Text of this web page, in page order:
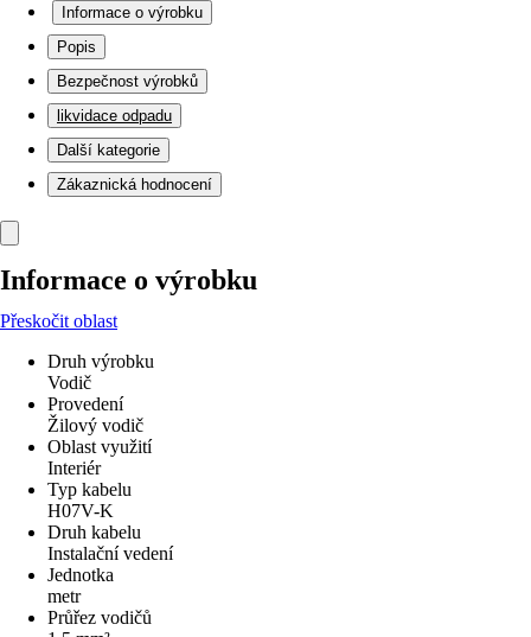
Informace o výrobku
Popis
Bezpečnost výrobků
likvidace odpadu
Další kategorie
Zákaznická hodnocení
Informace o výrobku
Přeskočit oblast
Druh výrobku
Vodič
Provedení
Žilový vodič
Oblast využití
Interiér
Typ kabelu
H07V-K
Druh kabelu
Instalační vedení
Jednotka
metr
Průřez vodičů